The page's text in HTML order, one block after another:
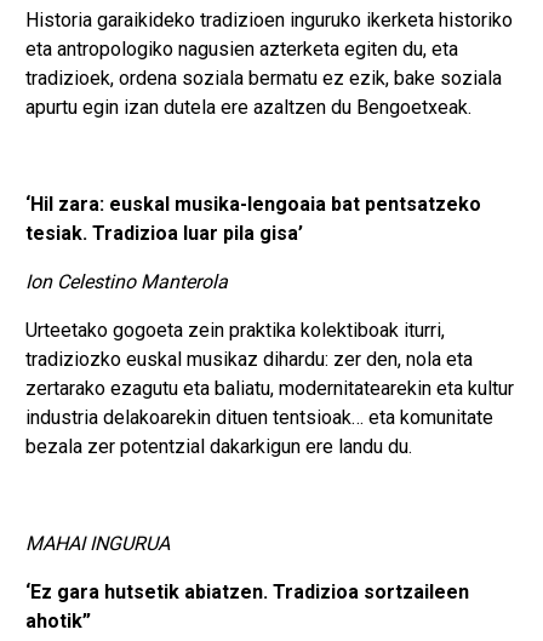
Historia garaikideko tradizioen inguruko ikerketa historiko
eta antropologiko nagusien azterketa egiten du, eta
tradizioek, ordena soziala bermatu ez ezik, bake soziala
apurtu egin izan dutela ere azaltzen du Bengoetxeak.
‘Hil zara: euskal musika-lengoaia bat pentsatzeko
tesiak. Tradizioa luar pila gisa’
Ion Celestino Manterola
Urteetako gogoeta zein praktika kolektiboak iturri,
tradiziozko euskal musikaz dihardu: zer den, nola eta
zertarako ezagutu eta baliatu, modernitatearekin eta kultur
industria delakoarekin dituen tentsioak… eta komunitate
bezala zer potentzial dakarkigun ere landu du.
MAHAI INGURUA
‘Ez gara hutsetik abiatzen. Tradizioa sortzaileen
ahotik”